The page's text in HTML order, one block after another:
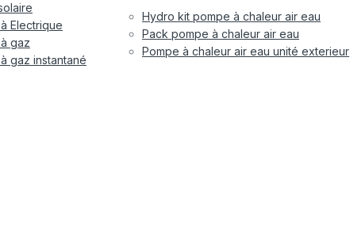
Electrique
gaz
gaz instantané
Hydro kit pompe à chaleur air eau
Pack pompe à chaleur air eau
Pompe à chaleur air eau unité exterieur